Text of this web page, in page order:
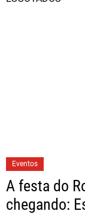
Eventos
A festa do
chegando: